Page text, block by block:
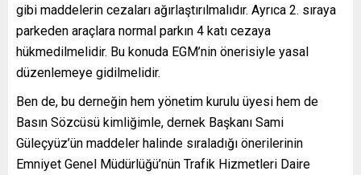
gibi maddelerin cezaları ağırlaştırılmalıdır. Ayrıca 2. sıraya
parkeden araçlara normal parkın 4 katı cezaya
hükmedilmelidir. Bu konuda EGM’nin önerisiyle yasal
düzenlemeye gidilmelidir.
Ben de, bu derneğin hem yönetim kurulu üyesi hem de
Basın Sözcüsü kimliğimle, dernek Başkanı Sami
Güleçyüz’ün maddeler halinde sıraladığı önerilerinin
Emniyet Genel Müdürlüğü’nün Trafik Hizmetleri Daire